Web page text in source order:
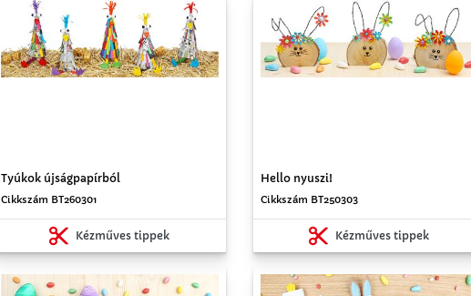
Tyúkok újságpapírból
Cikkszám BT260301
Kézműves tippek
Hello nyuszi!
Cikkszám BT250303
Kézműves tippek